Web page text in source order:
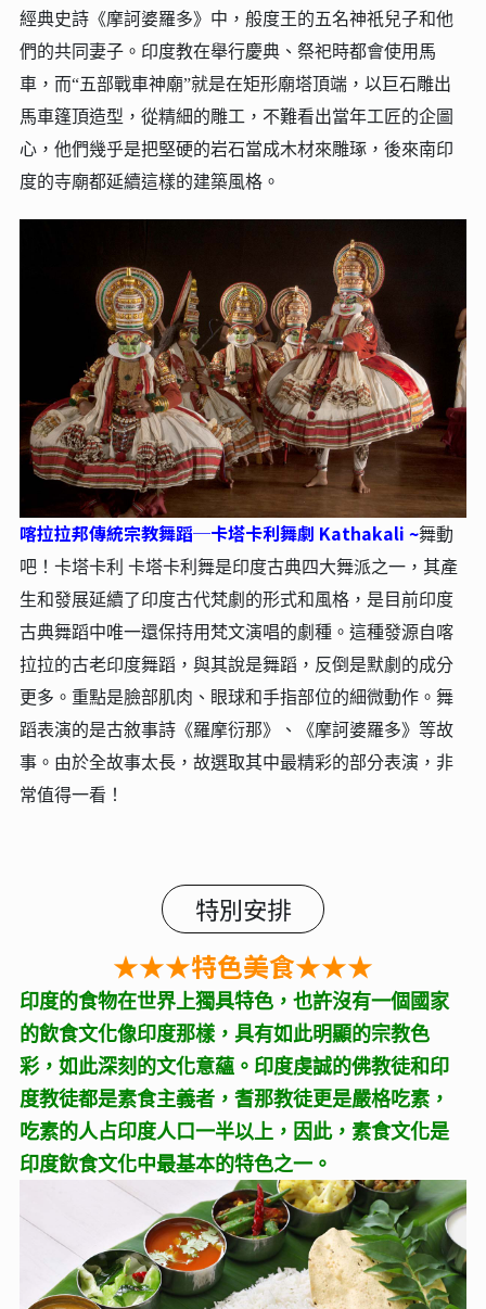
經典史詩《摩訶婆羅多》中，般度王的五名神祇兒子和他
們的共同妻子。印度教在舉行慶典、祭祀時都會使用馬
車，而“五部戰車神廟”就是在矩形廟塔頂端，以巨石雕出
馬車篷頂造型，從精細的雕工，不難看出當年工匠的企圖
心，他們幾乎是把堅硬的岩石當成木材來雕琢，後來南印
度的寺廟都延續這樣的建築風格。
喀拉拉邦傳統宗教舞蹈─卡塔卡利舞劇 Kathakali ~舞動
吧！卡塔卡利 卡塔卡利舞是印度古典四大舞派之一，其產
生和發展延續了印度古代梵劇的形式和風格，是目前印度
古典舞蹈中唯一還保持用梵文演唱的劇種。這種發源自喀
拉拉的古老印度舞蹈，與其說是舞蹈，反倒是默劇的成分
更多。重點是臉部肌肉、眼球和手指部位的細微動作。舞
蹈表演的是古敘事詩《羅摩衍那》、《摩訶婆羅多》等故
事。由於全故事太長，故選取其中最精彩的部分表演，非
常值得一看！
特別安排
★★★特色美食★★★
印度的食物在世界上獨具特色，也許沒有一個國家
的飲食文化像印度那樣，具有如此明顯的宗教色
彩，如此深刻的文化意蘊。印度虔誠的佛教徒和印
度教徒都是素食主義者，耆那教徒更是嚴格吃素，
吃素的人占印度人口一半以上，因此，素食文化是
印度飲食文化中最基本的特色之一。